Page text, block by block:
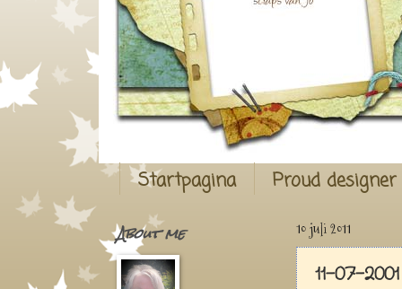
Startpagina Proud
10 juli 2011
11-07-
About me